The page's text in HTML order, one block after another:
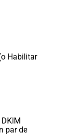
Habilitar
par de